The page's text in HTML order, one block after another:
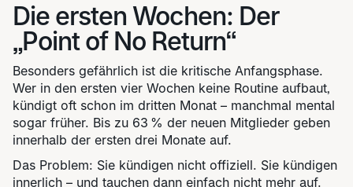
Die ersten Wochen: Der
„Point of No Return“
Besonders gefährlich ist die kritische Anfangsphase.
Wer in den ersten vier Wochen keine Routine aufbaut,
kündigt oft schon im dritten Monat – manchmal mental
sogar früher. Bis zu 63 % der neuen Mitglieder geben
innerhalb der ersten drei Monate auf.
Das Problem: Sie kündigen nicht offiziell. Sie kündigen
innerlich – und tauchen dann einfach nicht mehr auf.